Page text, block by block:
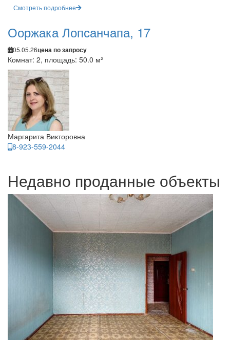
Смотреть подробнее
Ооржака Лопсанчапа, 17
05.05.26цена по запросу
Комнат: 2, площадь: 50.0 м²
Маргарита Викторовна
8-923-559-2044
Недавно проданные объекты